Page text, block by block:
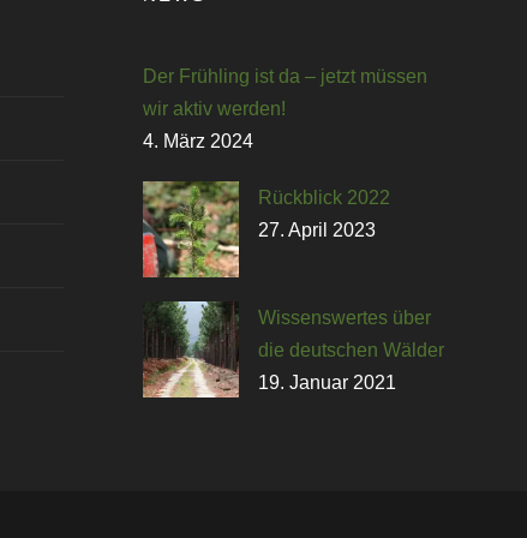
Der Frühling ist da – jetzt müssen
wir aktiv werden!
4. März 2024
Rückblick 2022
27. April 2023
Wissenswertes über
die deutschen Wälder
19. Januar 2021